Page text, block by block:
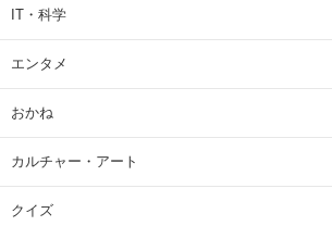
IT・科学
エンタメ
おかね
カルチャー・アート
クイズ